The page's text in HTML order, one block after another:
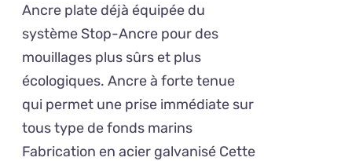
VARIATIONS.
LES
OPTIONS
PEUVENT
ÊTRE
CHOISIES
SUR
LA
PAGE
Ancre plate déjà équipée du
système Stop-Ancre pour des
mouillages plus sûrs et plus
écologiques. Ancre à forte tenue
qui permet une prise immédiate sur
tous type de fonds marins
Fabrication en acier galvanisé Cette